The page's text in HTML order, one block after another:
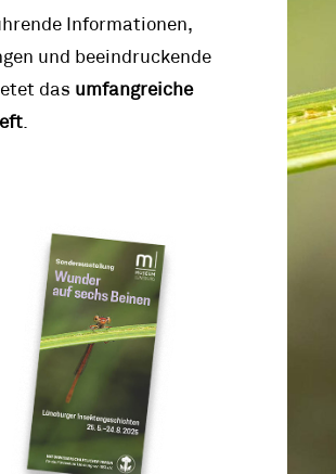
Informationen,
und beeindruckende
das umfangreiche
.